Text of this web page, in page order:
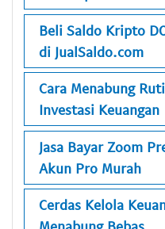
Beli Saldo Kripto
di JualSaldo.com
Cara Menabung
Investasi Keuangan
Jasa Bayar Zoom
Akun Pro Murah
Cerdas Kelola